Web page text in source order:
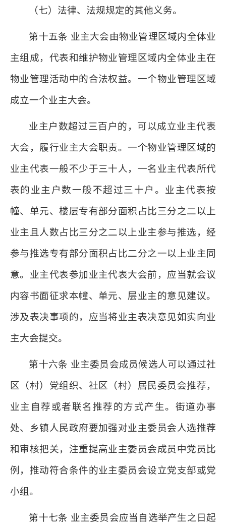
（七）法律、法规规定的其他义务。
第十五条 业主大会由物业管理区域内全体业
主组成，代表和维护物业管理区域内全体业主在
物业管理活动中的合法权益。一个物业管理区域
成立一个业主大会。
业主户数超过三百户的，可以成立业主代表
大会，履行业主大会职责。一个物业管理区域的
业主代表一般不少于三十人，一名业主代表所代
表的业主户数一般不超过三十户。业主代表按
幢、单元、楼层专有部分面积占比三分之二以上
业主且人数占比三分之二以上业主参与推选，经
参与推选专有部分面积占比二分之一以上业主同
意。业主代表参加业主代表大会前，应当就会议
内容书面征求本幢、单元、层业主的意见建议。
涉及表决事项的，应当将业主表决意见如实向业
主大会提交。
第十六条 业主委员会成员候选人可以通过社
区（村）党组织、社区（村）居民委员会推荐，
业主自荐或者联名推荐的方式产生。街道办事
处、乡镇人民政府要加强对业主委员会人选推荐
和审核把关，注重提高业主委员会成员中党员比
例，推动符合条件的业主委员会设立党支部或党
小组。
第十七条 业主委员会应当自选举产生之日起